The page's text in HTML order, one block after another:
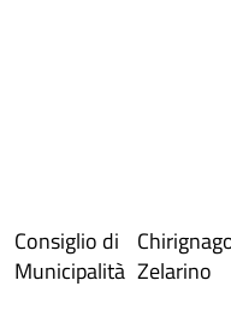
Consiglio di
Municipalità Zelarino